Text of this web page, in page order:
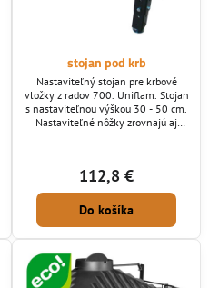
stojan pod krb
Nastaviteľný stojan pre krbové
vložky z radov 700. Uniflam. Stojan
s nastaviteľnou výškou 30 - 50 cm.
Nastaviteľné nôžky zrovnajú aj
112,8 €
Do košíka